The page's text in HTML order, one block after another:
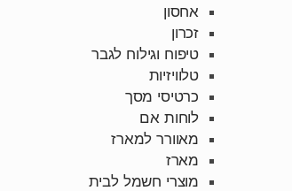
אחסון
זכרון
טיפוח וגילוח לגבר
טלוויזיות
כרטיסי מסך
לוחות אם
מאוורר למארז
מארז
מוצרי חשמל לבית